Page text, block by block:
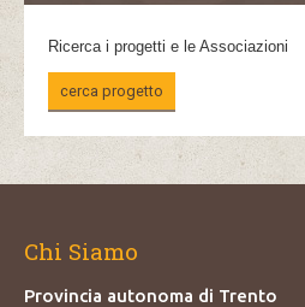
Ricerca i progetti e le Associazioni
cerca progetto
Chi Siamo
Provincia autonoma di Trento